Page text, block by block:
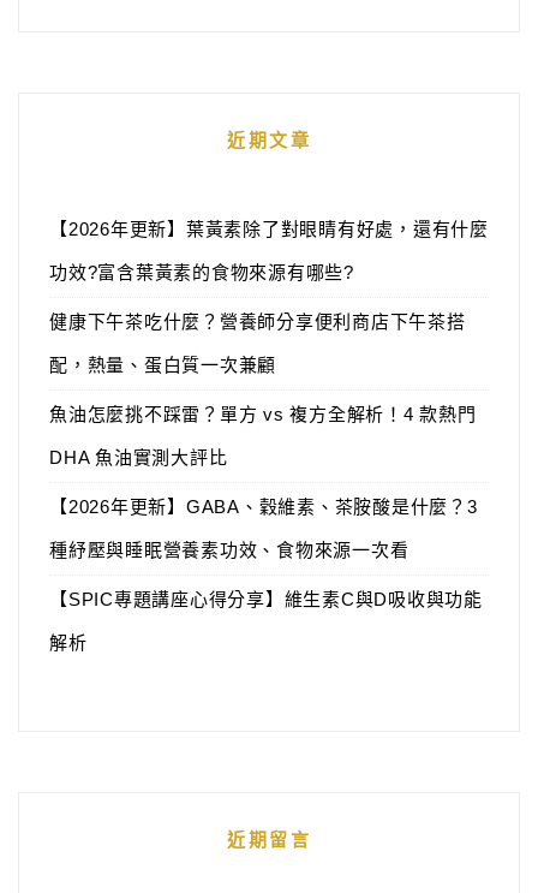
近期文章
【2026年更新】葉黃素除了對眼睛有好處，還有什麼
功效?富含葉黃素的食物來源有哪些?
健康下午茶吃什麼？營養師分享便利商店下午茶搭
配，熱量、蛋白質一次兼顧
魚油怎麼挑不踩雷？單方 vs 複方全解析！4 款熱門
DHA 魚油實測大評比
【2026年更新】GABA、穀維素、茶胺酸是什麼？3
種紓壓與睡眠營養素功效、食物來源一次看
【SPIC專題講座心得分享】維生素C與D吸收與功能
解析
近期留言